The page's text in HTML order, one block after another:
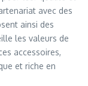
avec des
ainsi des
les valeurs de
accessoires,
et riche en